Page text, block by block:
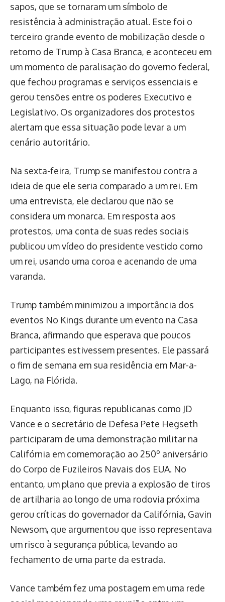
sapos, que se tornaram um símbolo de
resistência à administração atual. Este foi o
terceiro grande evento de mobilização desde o
retorno de Trump à Casa Branca, e aconteceu em
um momento de paralisação do governo federal,
que fechou programas e serviços essenciais e
gerou tensões entre os poderes Executivo e
Legislativo. Os organizadores dos protestos
alertam que essa situação pode levar a um
cenário autoritário.
Na sexta-feira, Trump se manifestou contra a
ideia de que ele seria comparado a um rei. Em
uma entrevista, ele declarou que não se
considera um monarca. Em resposta aos
protestos, uma conta de suas redes sociais
publicou um vídeo do presidente vestido como
um rei, usando uma coroa e acenando de uma
varanda.
Trump também minimizou a importância dos
eventos No Kings durante um evento na Casa
Branca, afirmando que esperava que poucos
participantes estivessem presentes. Ele passará
o fim de semana em sua residência em Mar-a-
Lago, na Flórida.
Enquanto isso, figuras republicanas como JD
Vance e o secretário de Defesa Pete Hegseth
participaram de uma demonstração militar na
Califórnia em comemoração ao 250º aniversário
do Corpo de Fuzileiros Navais dos EUA. No
entanto, um plano que previa a explosão de tiros
de artilharia ao longo de uma rodovia próxima
gerou críticas do governador da Califórnia, Gavin
Newsom, que argumentou que isso representava
um risco à segurança pública, levando ao
fechamento de uma parte da estrada.
Vance também fez uma postagem em uma rede